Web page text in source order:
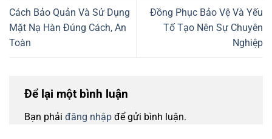
Cách Bảo Quản Và Sử Dụng
Mặt Nạ Hàn Đúng Cách, An
Toàn
Đồng Phục Bảo Vệ Và Yếu
Tố Tạo Nên Sự Chuyên
Nghiệp
Để lại một bình luận
Bạn phải đăng nhập để gửi bình luận.